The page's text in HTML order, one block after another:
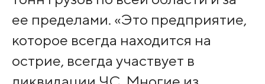
ее пределами. «Это предприятие,
которое всегда находится на
острие, всегда участвует в